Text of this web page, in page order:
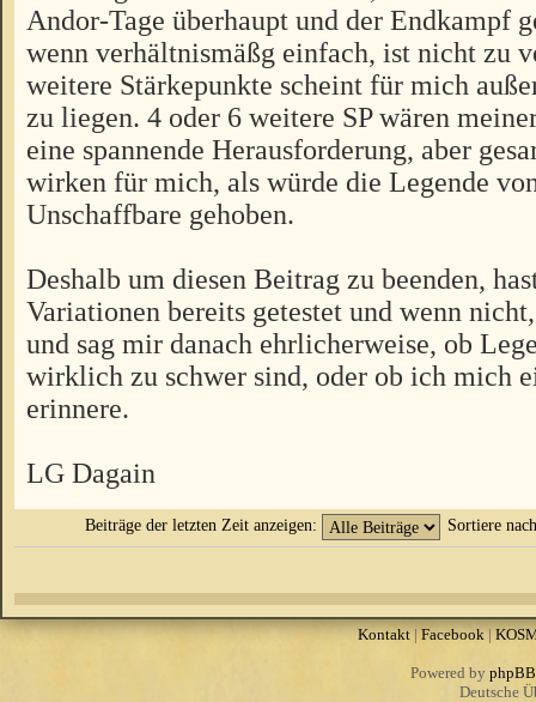
Andor-Tage überhaupt und der Endkampf
wenn verhältnismäßg einfach, ist nicht zu
weitere Stärkepunkte scheint für mich
zu liegen. 4 oder 6 weitere SP wären
eine spannende Herausforderung, aber
wirken für mich, als würde die Legende
Unschaffbare gehoben.
Deshalb um diesen Beitrag zu beenden,
Variationen bereits getestet und wenn
und sag mir danach ehrlicherweise, ob
wirklich zu schwer sind, oder ob ich mich
erinnere.
LG Dagain
Beiträge der letzten Zeit anzeigen: Sortiere
Kontakt|Facebook|
Powered by phpBB
Deutsche